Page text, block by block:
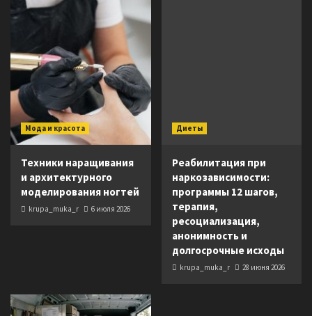
Мода и красота
Техники наращивания
и архитектурного
моделирования ногтей
krupa_muka_r 6 июля 2026
Диеты
Реабилитация при
наркозависимости:
программы 12 шагов,
терапия,
ресоциализация,
анонимность и
долгосрочные исходы
krupa_muka_r 28 июня 2026